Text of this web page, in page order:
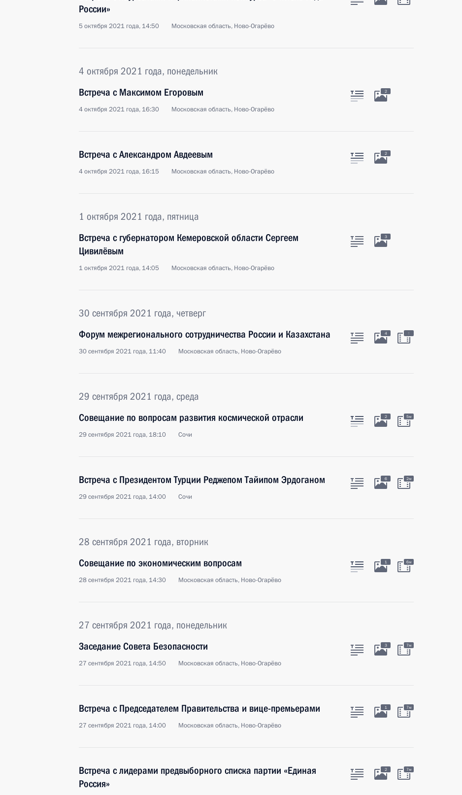
России»
5 октября 2021 года, 14:50 Московская область, Ново-Огарёво
4 октября 2021 года, понедельник
Встреча с Максимом Егоровым
4 октября 2021 года, 16:30 Московская область, Ново-Огарёво
2
Встреча с Александром Авдеевым
4 октября 2021 года, 16:15 Московская область, Ново-Огарёво
2
1 октября 2021 года, пятница
Встреча с губернатором Кемеровской области Сергеем
Цивилёвым
1 октября 2021 года, 14:05 Московская область, Ново-Огарёво
3
30 сентября 2021 года, четверг
Форум межрегионального сотрудничества России и Казахстана
30 сентября 2021 года, 11:40 Московская область, Ново-Огарёво
4 :
29 сентября 2021 года, среда
Совещание по вопросам развития космической отрасли
29 сентября 2021 года, 18:10 Сочи
2 5м
Встреча с Президентом Турции Реджепом Тайипом Эрдоганом
29 сентября 2021 года, 14:00 Сочи
6 2м
28 сентября 2021 года, вторник
Совещание по экономическим вопросам
28 сентября 2021 года, 14:30 Московская область, Ново-Огарёво
1 6м
27 сентября 2021 года, понедельник
Заседание Совета Безопасности
27 сентября 2021 года, 14:50 Московская область, Ново-Огарёво
3 7м
Встреча с Председателем Правительства и вице-премьерами
27 сентября 2021 года, 14:00 Московская область, Ново-Огарёво
1 7м
Встреча с лидерами предвыборного списка партии «Единая
Россия»
2 7м